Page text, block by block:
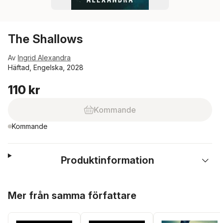
The Shallows
Av Ingrid Alexandra
Häftad, Engelska, 2028
110 kr
Kommande
Kommande
Produktinformation
Mer från samma författare